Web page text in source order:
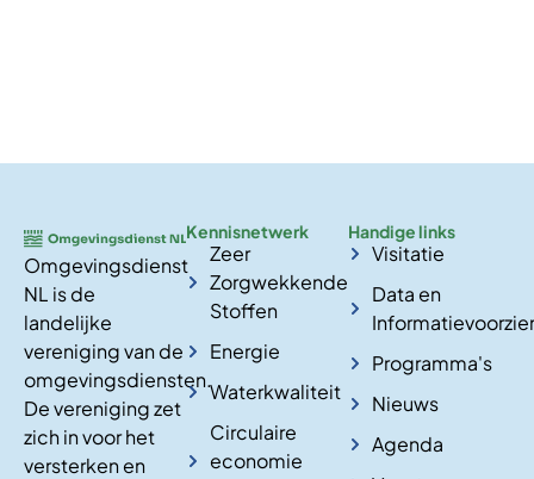
Omgevingsdienst
NL is de
landelijke
vereniging van de
omgevingsdiensten.
De vereniging zet
zich in voor het
versterken en
Kennisnetwerk
Zeer
Zorgwekkende
Stoffen
Energie
Waterkwaliteit
Circulaire
economie
Handige links
Visitatie
Data en
Programma's
Nieuws
Agenda